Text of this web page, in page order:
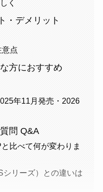
く
・デメリット
点
方におすすめ
年11月発売・2026
問 Q&A
比べて何が変わりま
シリーズ）との違いは